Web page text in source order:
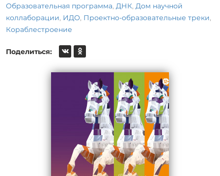
Образовательная программа, ДНК, Дом научной
коллаборации, ИДО, Проектно-образовательные треки,
Кораблестроение
Поделиться: